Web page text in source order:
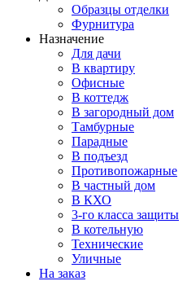
Образцы отделки
Фурнитура
Назначение
Для дачи
В квартиру
Офисные
В коттедж
В загородный дом
Тамбурные
Парадные
В подъезд
Противопожарные
В частный дом
В КХО
3-го класса защиты
В котельную
Технические
Уличные
На заказ